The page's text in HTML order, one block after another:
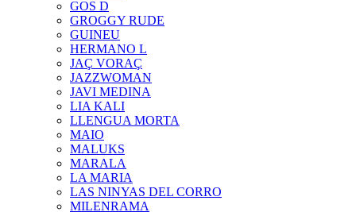
GOS D
GROGGY RUDE
GUINEU
HERMANO L
JAÇ VORAÇ
JAZZWOMAN
JAVI MEDINA
LIA KALI
LLENGUA MORTA
MAIO
MALUKS
MARALA
LA MARIA
LAS NINYAS DEL CORRO
MILENRAMA